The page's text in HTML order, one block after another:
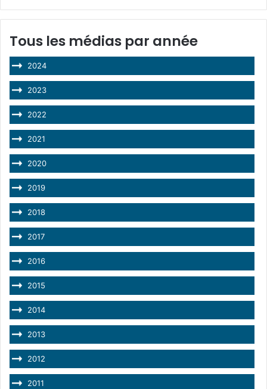
Tous les médias par année
2024
2023
2022
2021
2020
2019
2018
2017
2016
2015
2014
2013
2012
2011